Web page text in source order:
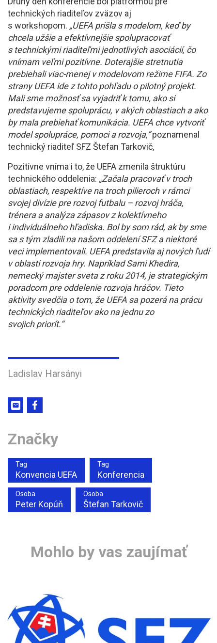
technických riaditeľov zväzov aj
s workshopom. „UEFA prišla s modelom, keď by
chcela užšie a efektívnejšie spolupracovať
s technickými riaditeľmi jednotlivých asociácií, čo
vnímam veľmi pozitívne. Doterajšie stretnutia
prebiehali viac-menej v modelovom režime FIFA. Zo
strany UEFA ide z tohto pohľadu o pilotný projekt.
Mali sme možnosť sa vyjadriť k tomu, ako si
predstavujeme spoluprácu, v akých oblastiach a ako
by mala prebiehať komunikácia. UEFA chce vytvoriť
model spolupráce, pomoci a rozvoja,“poznamenal
technický riaditeľ SFZ Štefan Tarkovič,
Pozitívne vníma i to, že UEFA zmenila štruktúru
technického oddelenia: „Začala pracovať v troch
oblastiach, respektíve na troch pilieroch v rámci
svojej divízie pre rozvoj futbalu – rozvoj hráča,
trénera a analýza zápasov z kolektívneho
i individuálneho hľadiska. Bol by som rád, ak by sme
sa s tým zladili na našom oddelení SFZ a niektoré
veci implementovali. UEFA predstavila aj nových ľudí
v oblasti rozvoja hry. Napríklad Sami Khedira,
nemecký majster sveta z roku 2014, je strategickým
poradcom pre oddelenie rozvoja hráčov. Tieto
aktivity svedčia o tom, že UEFA sa pozerá na prácu
technických riaditeľov ako na jednu zo
svojich priorít.“
Ladislav Harsányi
Značky
Tag
Konvencia UEFA
Tag
Konferencia
Osoba
Peter Kopúň
Osoba
Štefan Tarkovič
Mohlo by vas zaujímať